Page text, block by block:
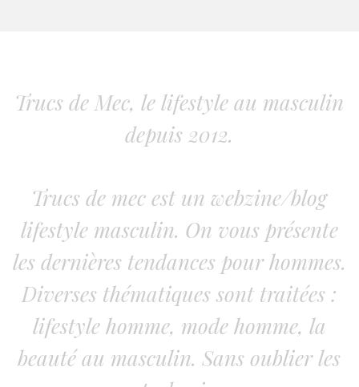
Trucs de Mec, le lifestyle au masculin
depuis 2012.
Trucs de mec est un webzine/blog
lifestyle masculin. On vous présente
les dernières tendances pour hommes.
Diverses thématiques sont traitées :
lifestyle homme, mode homme, la
beauté au masculin. Sans oublier les